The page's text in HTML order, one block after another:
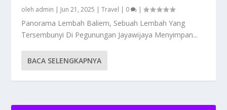
oleh admin | Jun 21, 2025 |Travel | 0 |
Panorama Lembah Baliem, Sebuah Lembah Yang
Tersembunyi Di Pegunungan Jayawijaya Menyimpan...
BACA SELENGKAPNYA